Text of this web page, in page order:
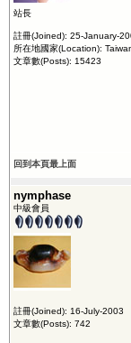
站長
註冊(Joined): 25-January-
所在地國家(Location):
文章數(Posts): 15423
回到本頁最上面
nymphase
中級會員
註冊(Joined): 16-July-2003
文章數(Posts): 742